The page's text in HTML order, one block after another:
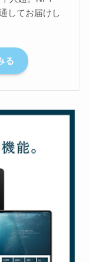
してお届けし
る